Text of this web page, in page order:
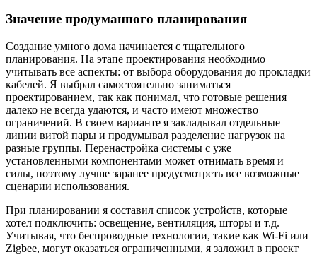
Значение продуманного планирования
Создание умного дома начинается с тщательного
планирования. На этапе проектирования необходимо
учитывать все аспекты: от выбора оборудования до прокладки
кабелей. Я выбрал самостоятельно заниматься
проектированием, так как понимал, что готовые решения
далеко не всегда удаются, и часто имеют множество
ограничений. В своем варианте я закладывал отдельные
линии витой пары и продумывал разделение нагрузок на
разные группы. Перенастройка системы с уже
установленными компонентами может отнимать время и
силы, поэтому лучше заранее предусмотреть все возможные
сценарии использования.
При планировании я составил список устройств, которые
хотел подключить: освещение, вентиляция, шторы и т.д.
Учитывая, что беспроводные технологии, такие как Wi-Fi или
Zigbee, могут оказаться ограниченными, я заложил в проект